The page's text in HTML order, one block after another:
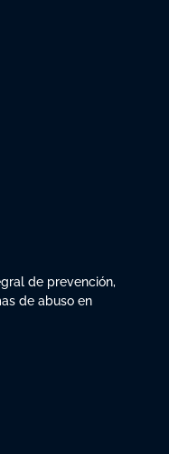
de prevención,
de abuso en